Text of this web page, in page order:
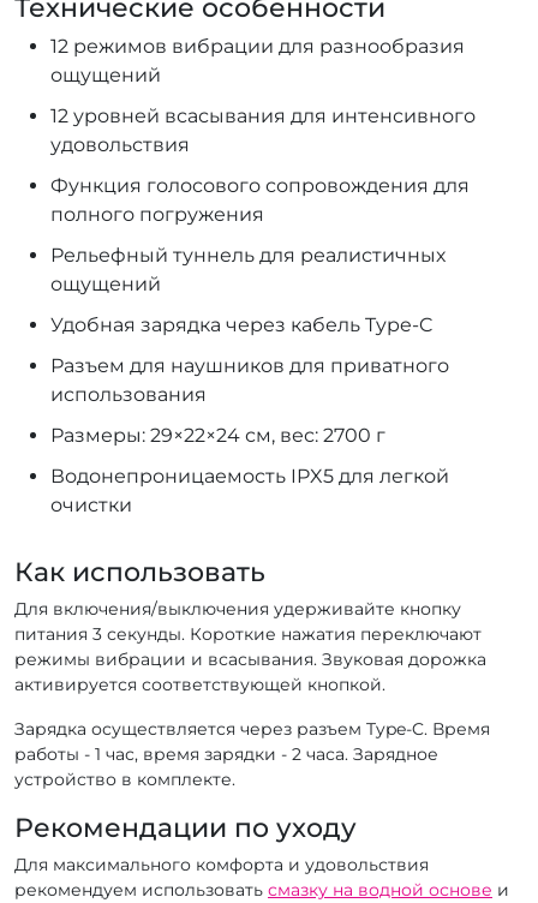
Технические особенности
12 режимов вибрации для разнообразия
ощущений
12 уровней всасывания для интенсивного
удовольствия
Функция голосового сопровождения для
полного погружения
Рельефный туннель для реалистичных
ощущений
Удобная зарядка через кабель Type-C
Разъем для наушников для приватного
использования
Размеры: 29×22×24 см, вес: 2700 г
Водонепроницаемость IPX5 для легкой
очистки
Как использовать
Для включения/выключения удерживайте кнопку
питания 3 секунды. Короткие нажатия переключают
режимы вибрации и всасывания. Звуковая дорожка
активируется соответствующей кнопкой.
Зарядка осуществляется через разъем Type-C. Время
работы - 1 час, время зарядки - 2 часа. Зарядное
устройство в комплекте.
Рекомендации по уходу
Для максимального комфорта и удовольствия
рекомендуем использовать смазку на водной основе и